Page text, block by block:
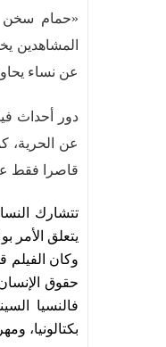
«حمام سخن
عن نساء
دور أحداث
عن الحرية،
قاصرا فقط
تتشارك
يتعلق الأمر
وكان
حقوق
فالنسيا
بكتالونيا،